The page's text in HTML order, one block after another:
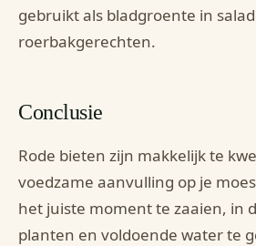
gebruikt als bladgroente in
roerbakgerechten.
Conclusie
Rode bieten zijn makkelijk te
voedzame aanvulling op je
het juiste moment te zaaien, in
planten en voldoende water te